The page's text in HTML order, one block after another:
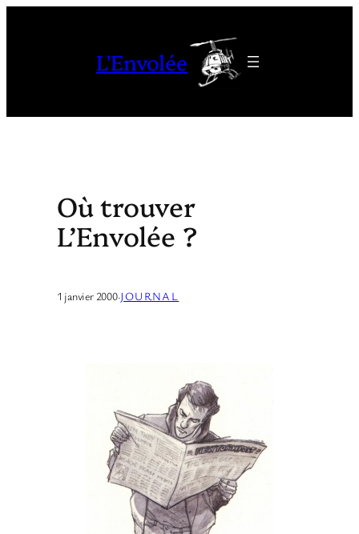
L'Envolée
Où trouver
L’Envolée ?
1 janvier 2000·JOURNAL